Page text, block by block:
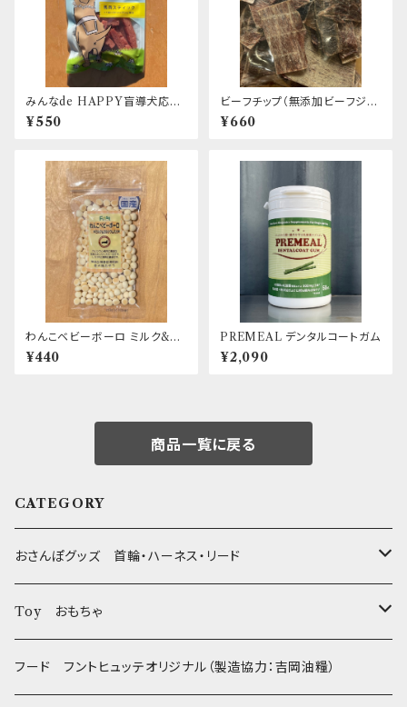
みんなde HAPPY盲導犬応援
おやつ 馬肉スティック
¥550
ビーフチップ（無添加ビーフジャ
ーキー） エリール
¥660
わんこベビーボーロ ミルク&カ
ルシウム入り First
¥440
PREMEAL デンタルコートガム
¥2,090
商品一覧に戻る
CATEGORY
おさんぽグッズ 首輪・ハーネス・リード
フントヒュッテオリジナル Gold
Sサイズ(テープ幅1.5cm) _ 首輪&リードセット
フントヒュッテオリジナル Silver(販売終了)
Toy おもちゃ
たまごちゃん
フード フントヒュッテオリジナル（製造協力：吉岡油糧）